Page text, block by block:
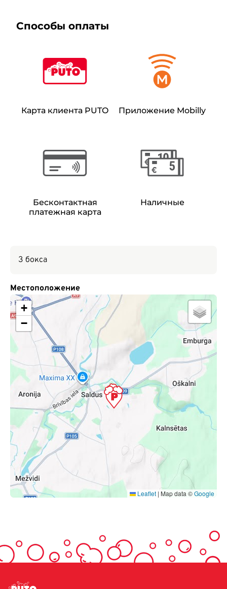
Способы оплаты
Карта клиента PUTO Приложение Mobilly
Бесконтактная
платежная карта
Наличные
3 бокса
Местоположение
+
−
Leaflet | Map data ©Google